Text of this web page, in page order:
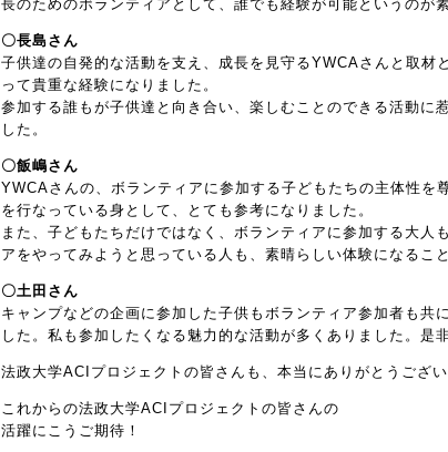
長のためのボランティアとして、誰でも経験が可能というのが
〇長島さん
子供達の自発的な活動を支え、成長を見守るYWCAさんと取材
って貴重な経験になりました。
参加する誰もが子供達と向き合い、楽しむことのできる活動に
した。
〇飯嶋さん
YWCAさんの、ボランティアに参加する子どもたちの主体性を
を行なっている身として、とても参考になりました。
また、子どもたちだけではなく、ボランティアに参加する大人
アをやってみようと思っている人も、素晴らしい体験になるこ
〇土田さん
キャンプなどの企画に参加した子供もボランティア参加者も共
した。私も参加したくなる魅力的な活動が多くありました。是
法政大学ACIプロジェクトの皆さんも、本当にありがとうござい
これからの法政大学ACIプロジェクトの皆さんの
活躍にこうご期待！